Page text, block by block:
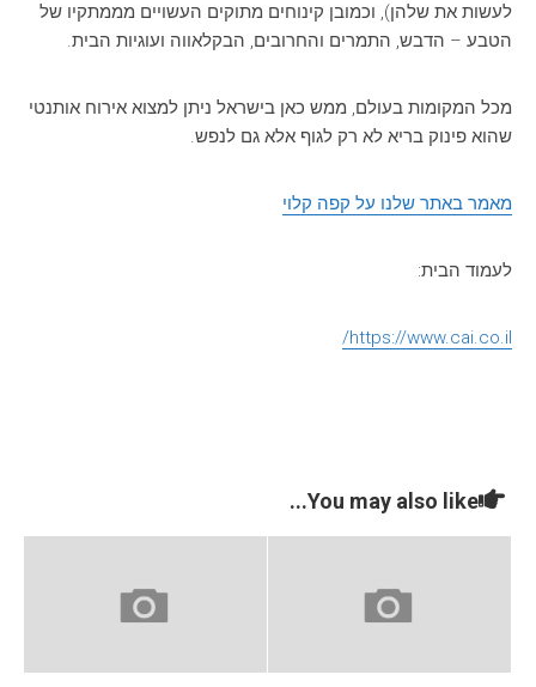
לעשות את שלהן), וכמובן קינוחים מתוקים העשויים מממתקיו של
הטבע – הדבש, התמרים והחרובים, הבקלאווה ועוגיות הבית.
מכל המקומות בעולם, ממש כאן בישראל ניתן למצוא אירוח אותנטי
שהוא פינוק בריא לא רק לגוף אלא גם לנפש.
מאמר באתר שלנו על קפה קלוי
לעמוד הבית:
https://www.cai.co.il/
You may also like...